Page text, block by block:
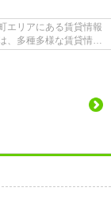
エリアにある賃貸情報
、多種多様な賃貸情報